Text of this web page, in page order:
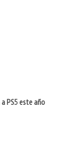
PS5 este año